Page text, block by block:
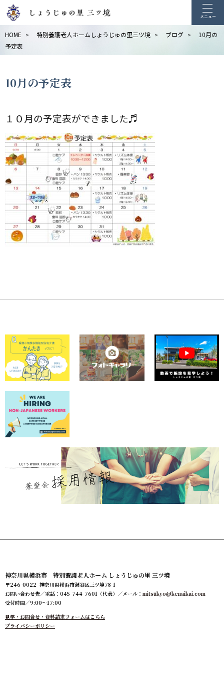
メニュー
HOME > 特別養護老人ホームしょうじゅの里三ツ境 > ブログ >
10月の
予定表
10月の予定表
１０月の予定表ができました♬
神奈川県横浜市 特別養護老人ホーム しょうじゅの里 三ツ境
〒246-0022 神奈川県横浜市瀬谷区三ツ境78-1
お問い合わせ先／電話：045-744-7601（代表）／メール： mitsukyo@kenaikai.com
受付時間／9:00～17:00
見学・お問合せ・資料請求フォームはこちら
プライバシーポリシー